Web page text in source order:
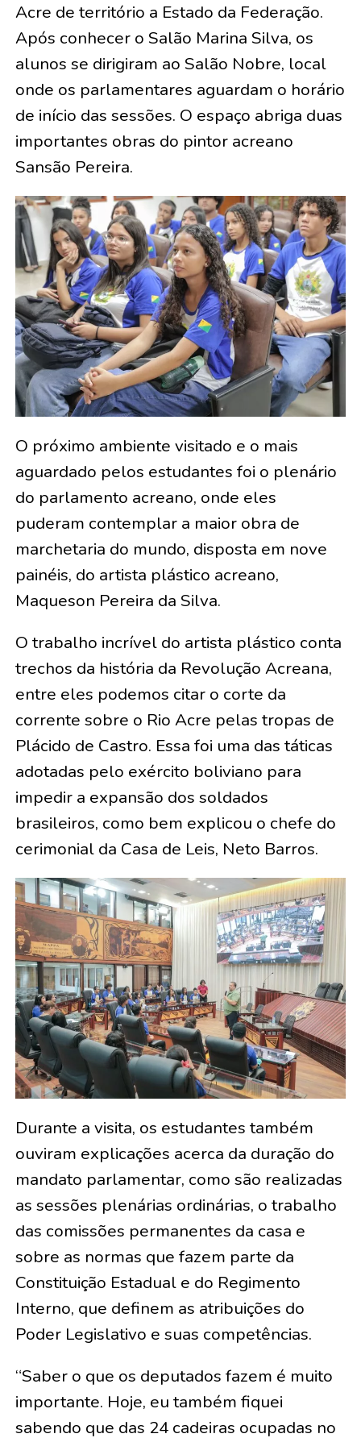
Acre de território a Estado da Federação.
Após conhecer o Salão Marina Silva, os
alunos se dirigiram ao Salão Nobre, local
onde os parlamentares aguardam o horário
de início das sessões. O espaço abriga duas
importantes obras do pintor acreano
Sansão Pereira.
O próximo ambiente visitado e o mais
aguardado pelos estudantes foi o plenário
do parlamento acreano, onde eles
puderam contemplar a maior obra de
marchetaria do mundo, disposta em nove
painéis, do artista plástico acreano,
Maqueson Pereira da Silva.
O trabalho incrível do artista plástico conta
trechos da história da Revolução Acreana,
entre eles podemos citar o corte da
corrente sobre o Rio Acre pelas tropas de
Plácido de Castro. Essa foi uma das táticas
adotadas pelo exército boliviano para
impedir a expansão dos soldados
brasileiros, como bem explicou o chefe do
cerimonial da Casa de Leis, Neto Barros.
Durante a visita, os estudantes também
ouviram explicações acerca da duração do
mandato parlamentar, como são realizadas
as sessões plenárias ordinárias, o trabalho
das comissões permanentes da casa e
sobre as normas que fazem parte da
Constituição Estadual e do Regimento
Interno, que definem as atribuições do
Poder Legislativo e suas competências.
“Saber o que os deputados fazem é muito
importante. Hoje, eu também fiquei
sabendo que das 24 cadeiras ocupadas no